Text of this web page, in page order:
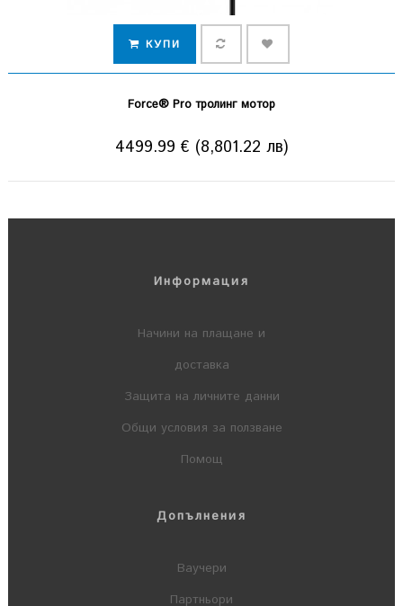
КУПИ
Force® Pro тролинг мотор
4499.99 € (8,801.22 лв)
Информация
Начини на плащане и
доставка
Защита на личните данни
Общи условия за ползване
Помощ
Допълнения
Ваучери
Партньори